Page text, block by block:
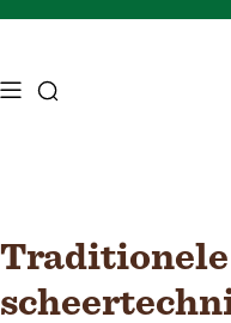
Toegang tot
Mature skin
Traditionele